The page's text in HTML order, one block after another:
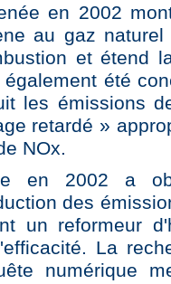
en 2002
au gaz naturel
et étend
été
les émissions
retardé »
NOx.
en 2002 a
des
un reformeur
La
numérique